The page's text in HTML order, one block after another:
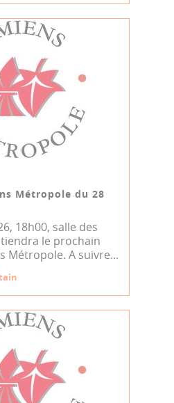
Métropole du 28
18h00, salle des
le prochain
Métropole. A suivre...